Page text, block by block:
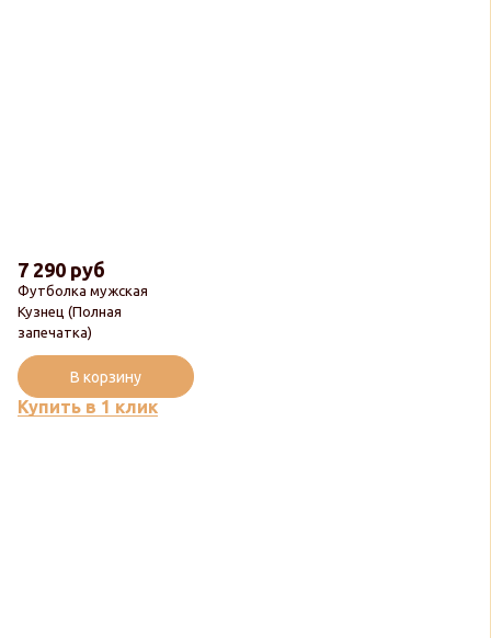
Футболка мужская
Кузнец (Полная
запечатка)
7 290 руб
Купить в 1 клик
В корзину